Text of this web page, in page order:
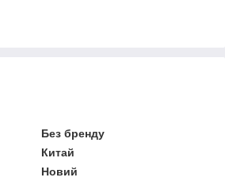
Без бренду
Китай
Новий